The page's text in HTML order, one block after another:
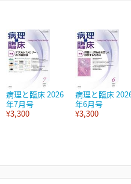
病理と臨床 2026
年7月号
¥3,300
病理と臨床
年6月号
¥3,300